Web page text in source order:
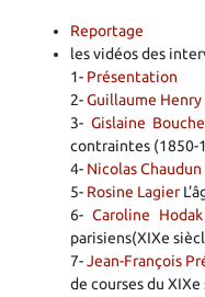
Reportage
les vidéos des
1- Présentation
2-Guillaume Henry
3- Gislaine
contraintes (1850-
4- Nicolas Chaudun
5- Rosine Lagier
6- Caroline Hodak
parisiens(XIXe
7-Jean-François
de courses du